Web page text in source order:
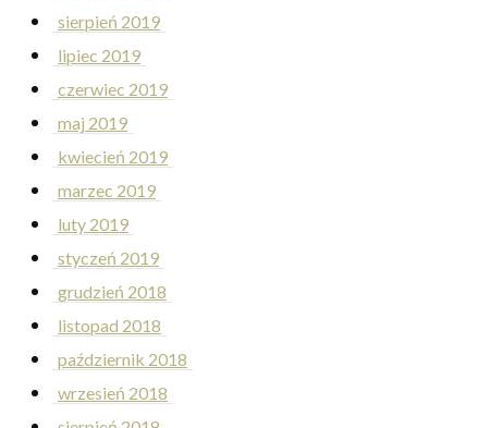
sierpień 2019
lipiec 2019
czerwiec 2019
maj 2019
kwiecień 2019
marzec 2019
luty 2019
styczeń 2019
grudzień 2018
listopad 2018
październik 2018
wrzesień 2018